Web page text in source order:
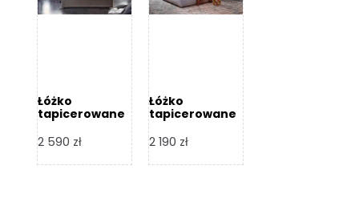
Łóżko
tapicerowane
Design
2 590 zł
Łóżko
tapicerowane
Design
2 190 zł